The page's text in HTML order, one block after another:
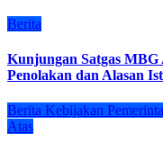
Berita
Kunjungan Satgas MBG
Penolakan dan Alasan
Berita Kebijakan
Atas